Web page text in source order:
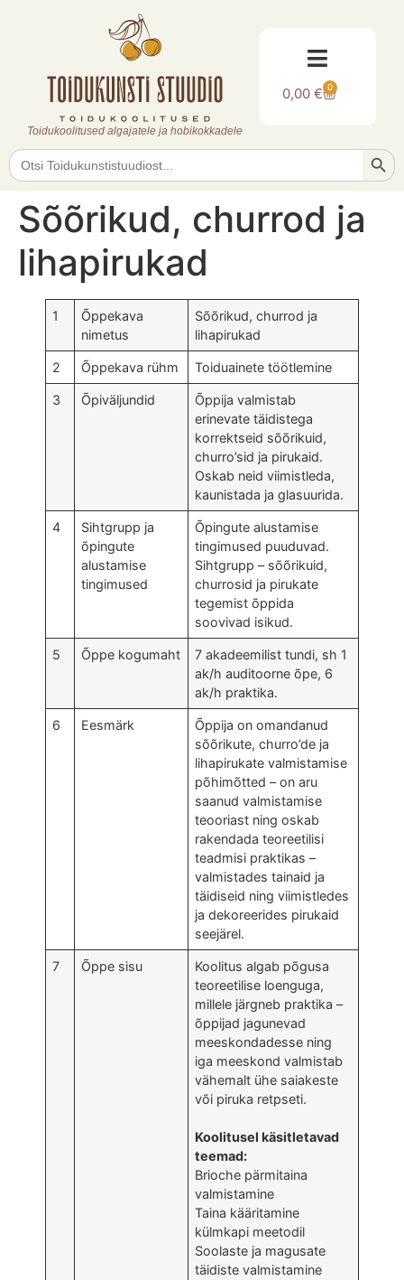
Toidukoolitused algajatele ja hobikokkadele
0,00€ 0
Search
for:
Sõõrikud, churrod ja
lihapirukad
1
Õppekava
nimetus
Sõõrikud, churrod ja
lihapirukad
2 Õppekava rühm Toiduainete töötlemine
3 Õpiväljundid
Õppija valmistab
erinevate täidistega
korrektseid sõõrikuid,
churro’sid ja pirukaid.
Oskab neid viimistleda,
kaunistada ja glasuurida.
4
Sihtgrupp ja
õpingute
alustamise
tingimused
Õpingute alustamise
tingimused puuduvad.
Sihtgrupp – sõõrikuid,
churrosid ja pirukate
tegemist õppida
soovivad isikud.
5 Õppe kogumaht
7 akadeemilist tundi, sh 1
ak/h auditoorne õpe, 6
ak/h praktika.
6 Eesmärk
Õppija on omandanud
sõõrikute, churro’de ja
lihapirukate valmistamise
põhimõtted – on aru
saanud valmistamise
teooriast ning oskab
rakendada teoreetilisi
teadmisi praktikas –
valmistades tainaid ja
täidiseid ning viimistledes
ja dekoreerides pirukaid
seejärel.
7 Õppe sisu
Koolitus algab põgusa
teoreetilise loenguga,
millele järgneb praktika –
õppijad jagunevad
meeskondadesse ning
iga meeskond valmistab
vähemalt ühe saiakeste
või piruka retpseti.
Koolitusel käsitletavad
teemad:
Brioche pärmitaina
valmistamine
Taina kääritamine
külmkapi meetodil
Soolaste ja magusate
täidiste valmistamine